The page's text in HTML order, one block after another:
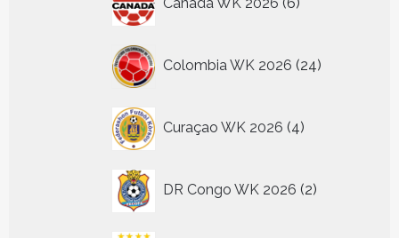
Canada WK 2026 6
producten
Colombia WK 2026 24
producten
Curaçao WK 2026 4
producten
DR Congo WK 2026 2
producten